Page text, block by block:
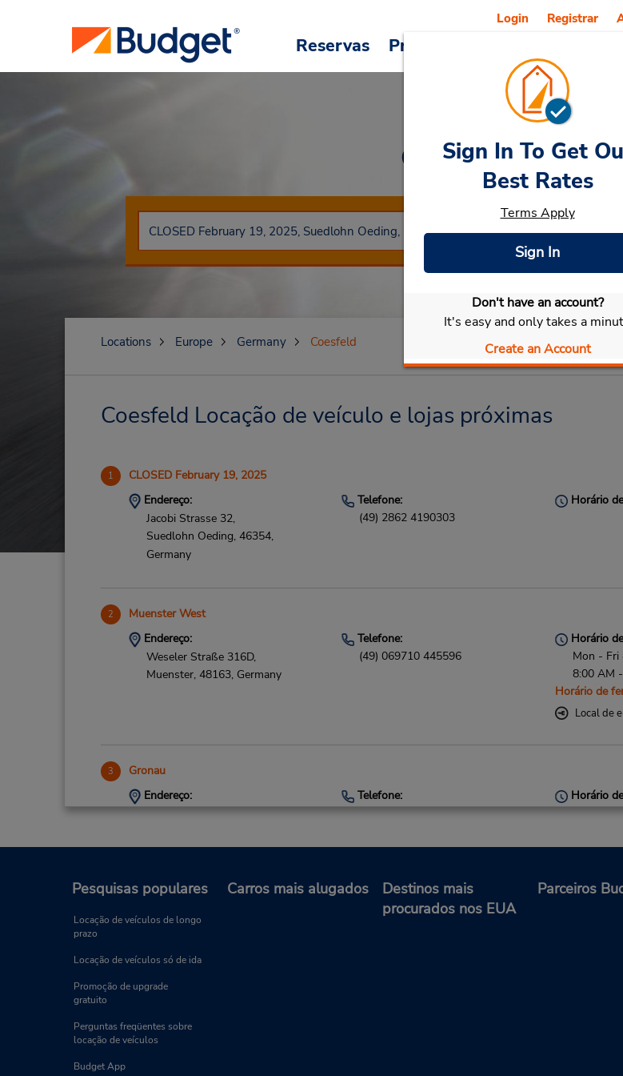
Reservas Promoções Veículos e
Login Registrar
Car Rental
Selecionar meu carro
Sign In To Get
Best Rates
Terms Apply
Sign In
Don't have an account?
It's easy and only takes a
Create an Account
Locations Europe Germany Coesfeld
Coesfeld Locação de veículo e lojas próximas
1 CLOSED February 19, 2025
Endereço:
Jacobi Strasse 32,
Suedlohn Oeding, 46354,
Germany
Telefone:
(49) 2862 4190303
Horário
2 Muenster West
Endereço:
Weseler Straße 316D,
Muenster, 48163, Germany
Telefone:
(49) 069710 445596
Horário
Mon - Fri
8:00 AM
Horário de
Local de
3 Gronau
Endereço:
Alter Postweg 150A,
Telefone:
(49) 25654093094
Horário
Mon
12:00 PM
Serviço
Pesquisas populares
Locação de veículos de longo
prazo
Locação de veículos só de ida
Promoção de upgrade
gratuito
Perguntas freqüentes sobre
locação de veículos
Budget App
Carros mais alugados
Destinos mais
procurados nos EUA
Parceiros